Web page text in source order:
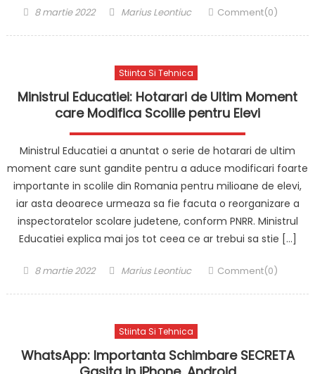
Posted
8 martie 2022 Author
Marius Leontiuc Comment(0)
Stiinta Si Tehnica
Ministrul Educatiei: Hotarari de Ultim Moment
care Modifica Scolile pentru Elevi
Ministrul Educatiei a anuntat o serie de hotarari de ultim
moment care sunt gandite pentru a aduce modificari foarte
importante in scolile din Romania pentru milioane de elevi,
iar asta deoarece urmeaza sa fie facuta o reorganizare a
inspectoratelor scolare judetene, conform PNRR. Ministrul
Educatiei explica mai jos tot ceea ce ar trebui sa stie […]
Posted
8 martie 2022 Author
Marius Leontiuc Comment(0)
Stiinta Si Tehnica
WhatsApp: Importanta Schimbare SECRETA